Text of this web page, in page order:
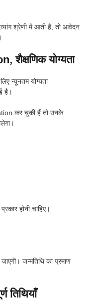
श्रेणी में आती हैं, तो आवेदन
योग्यता
न्यूनतम योग्यता
है।
कर चुकी हैं तो उनके
होनी चाहिए।
जन्मतिथि का प्रमाण
तिथियाँ